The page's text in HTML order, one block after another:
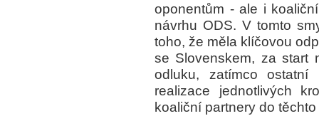
oponentům - ale i
návrhu ODS. V tomto
toho, že měla klíčovou
se Slovenskem, za start
odluku, zatímco
realizace jednotlivých
koaliční partnery do